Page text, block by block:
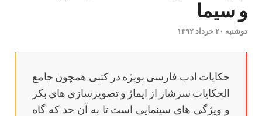
و سیما
دوشنبه ۲۰ خرداد ۱۳۹۲
حکایات ادب فارسی بویژه در کتبی همچون جامع
الحکایات سرشار از ایماژ و تصویرسازی های بکر
و ویژگی های سینمایی است تا به آن حد که گاه